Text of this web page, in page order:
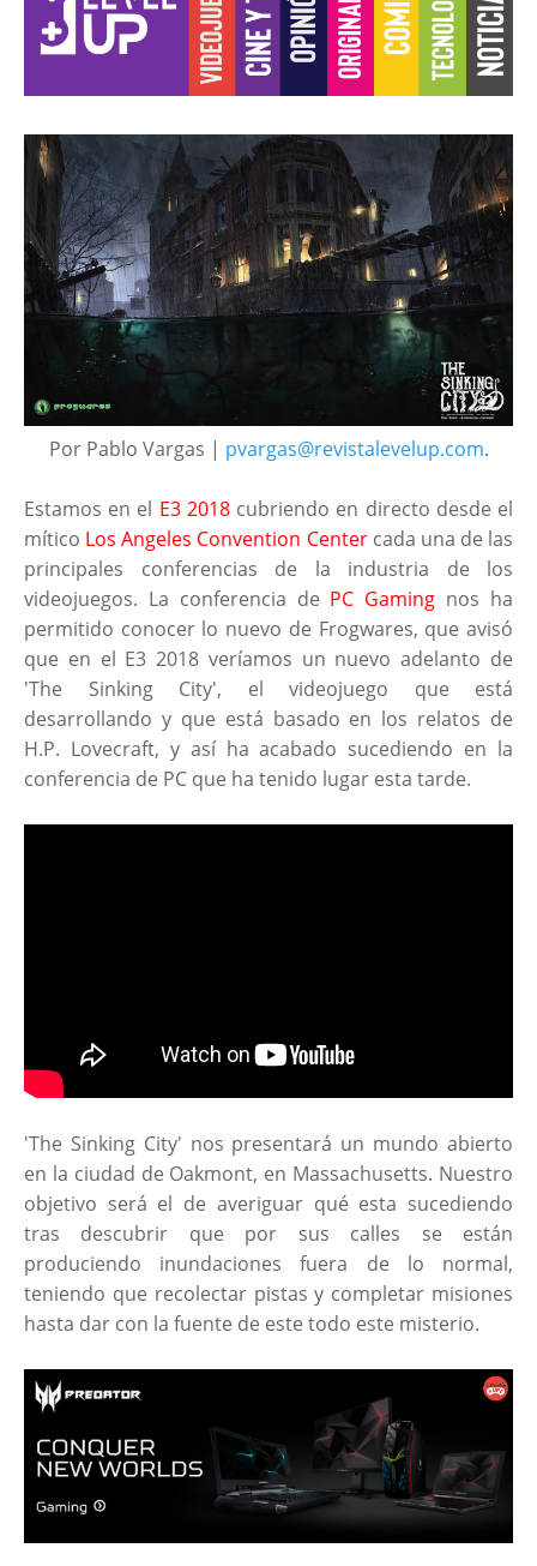
Por Pablo Vargas | pvargas@revistalevelup.com.
Estamos en el E3 2018cubriendo en directo desde el
mítico Los Angeles Convention Centercada una de las
principales conferencias de la industria de los
videojuegos. La conferencia de PC Gaming nos ha
permitido conocer lo nuevo de Frogwares, que avisó
que en el E3 2018 veríamos un nuevo adelanto de
'The Sinking City', el videojuego que está
desarrollando y que está basado en los relatos de
H.P. Lovecraft, y así ha acabado sucediendo en la
conferencia de PC que ha tenido lugar esta tarde.
'The Sinking City' nos presentará un mundo abierto
en la ciudad de Oakmont, en Massachusetts. Nuestro
objetivo será el de averiguar qué esta sucediendo
tras descubrir que por sus calles se están
produciendo inundaciones fuera de lo normal,
teniendo que recolectar pistas y completar misiones
hasta dar con la fuente de este todo este misterio.